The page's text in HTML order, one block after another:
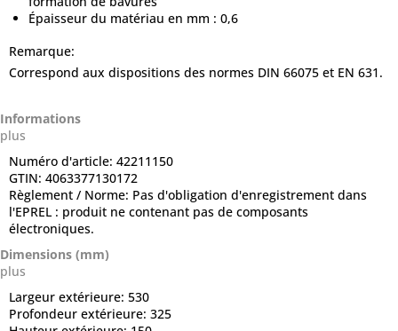
Épaisseur du matériau en mm : 0,6
Remarque:
Correspond aux dispositions des normes DIN 66075 et EN 631.
Informations
plus
Numéro d'article: 42211150
GTIN: 4063377130172
Règlement / Norme: Pas d'obligation d'enregistrement dans
l'EPREL : produit ne contenant pas de composants
électroniques.
Dimensions (mm)
plus
Largeur extérieure: 530
Profondeur extérieure: 325